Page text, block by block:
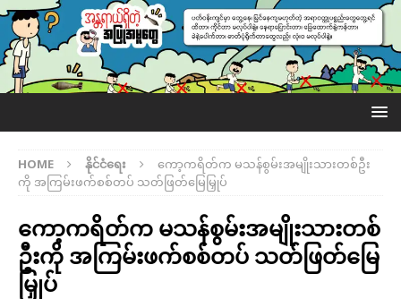
HOME နိုင်ငံရေး
ကော့ကရိတ်က မသန်စွမ်းအမျိုးသားတစ်ဦး
ကို အကြမ်းဖက်စစ်တပ် သတ်ဖြတ်မြေမြှုပ်
ကော့ကရိတ်က မသန်စွမ်းအမျိုးသားတစ်
ဦးကို အကြမ်းဖက်စစ်တပ် သတ်ဖြတ်မြေ
မြှုပ်